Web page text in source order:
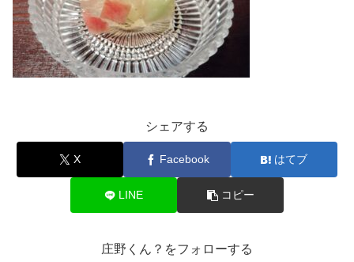
シェアする
X Facebook はてブ
LINE コピー
庄野くん？をフォローする